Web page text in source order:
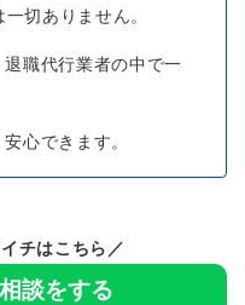
切ありません。
職代行業者の中で一
心できます。
チはこちら／
談をする